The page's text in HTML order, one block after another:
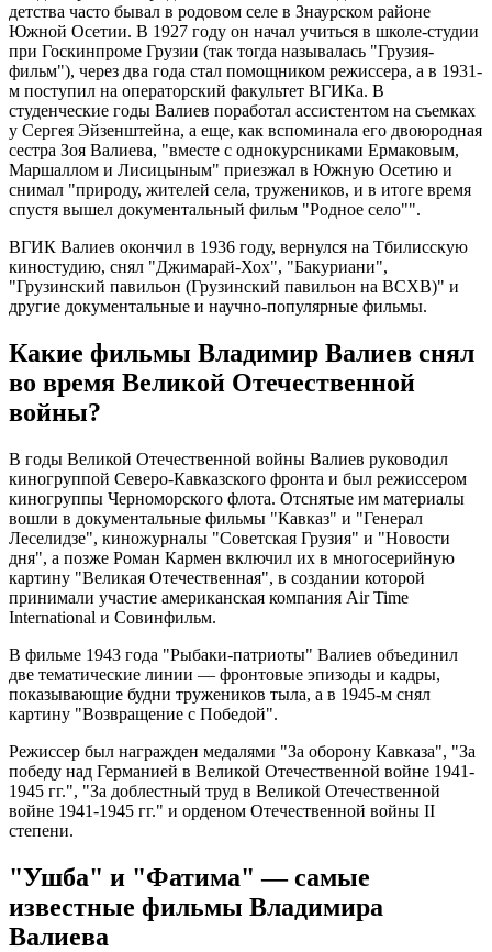
детства часто бывал в родовом селе в Знаурском районе
Южной Осетии. В 1927 году он начал учиться в школе-студии
при Госкинпроме Грузии (так тогда называлась "Грузия-
фильм"), через два года стал помощником режиссера, а в 1931-
м поступил на операторский факультет ВГИКа. В
студенческие годы Валиев поработал ассистентом на съемках
у Сергея Эйзенштейна, а еще, как вспоминала его двоюродная
сестра Зоя Валиева, "вместе с однокурсниками Ермаковым,
Маршаллом и Лисицыным" приезжал в Южную Осетию и
снимал "природу, жителей села, тружеников, и в итоге время
спустя вышел документальный фильм "Родное село"".
ВГИК Валиев окончил в 1936 году, вернулся на Тбилисскую
киностудию, снял "Джимарай-Хох", "Бакуриани",
"Грузинский павильон (Грузинский павильон на ВСХВ)" и
другие документальные и научно-популярные фильмы.
Какие фильмы Владимир Валиев снял
во время Великой Отечественной
войны?
В годы Великой Отечественной войны Валиев руководил
киногруппой Северо-Кавказского фронта и был режиссером
киногруппы Черноморского флота. Отснятые им материалы
вошли в документальные фильмы "Кавказ" и "Генерал
Леселидзе", киножурналы "Советская Грузия" и "Новости
дня", а позже Роман Кармен включил их в многосерийную
картину "Великая Отечественная", в создании которой
принимали участие американская компания Air Time
International и Совинфильм.
В фильме 1943 года "Рыбаки-патриоты" Валиев объединил
две тематические линии — фронтовые эпизоды и кадры,
показывающие будни тружеников тыла, а в 1945-м снял
картину "Возвращение с Победой".
Режиссер был награжден медалями "За оборону Кавказа", "За
победу над Германией в Великой Отечественной войне 1941-
1945 гг.", "За доблестный труд в Великой Отечественной
войне 1941-1945 гг." и орденом Отечественной войны II
степени.
"Ушба" и "Фатима" — самые
известные фильмы Владимира
Валиева